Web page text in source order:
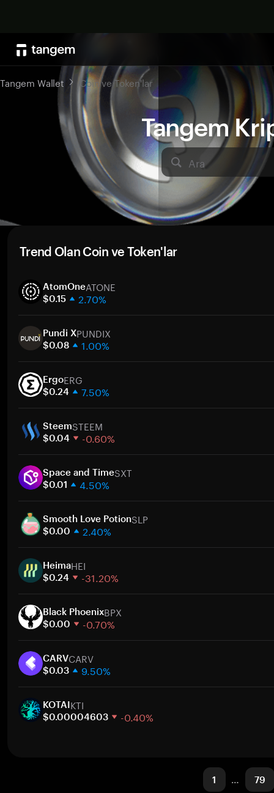
Tangem
Ara
Tangem Wallet Coin ve Token'lar
Trend Olan Coin ve Token'lar
AtomOneATONE
$0.15 2.70%
30 gün
Piyasa değeri
Pundi XPUNDIX
$0.08 1.00%
30 gün
Piyasa değeri
ErgoERG
$0.24 7.50%
30 gün
Piyasa değeri
SteemSTEEM
$0.04 -0.60%
30 gün
Piyasa değeri
Space and TimeSXT
$0.01 4.50%
30 gün
Piyasa değeri
Smooth Love PotionSLP
$0.00 2.40%
30 gün
Piyasa değeri
HeimaHEI
$0.24 -31.20%
30 gün
Piyasa değeri
Black PhoenixBPX
$0.00 -0.70%
30 gün
Piyasa değeri
CARVCARV
$0.03 9.50%
30 gün
Piyasa değeri
KOTAIKTI
$0.00004603 -0.40%
1 … 79